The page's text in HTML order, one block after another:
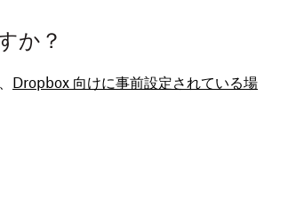
か？
Dropbox 向けに事前設定されている場